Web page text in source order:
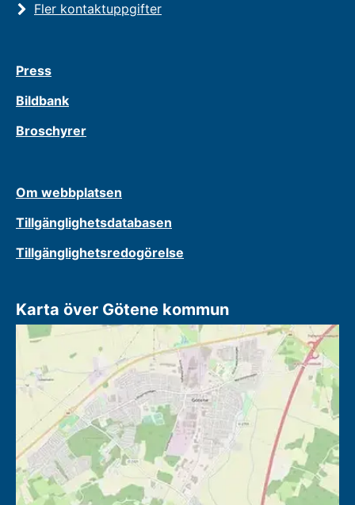
Fler kontaktuppgifter
Press
Bildbank
Broschyrer
Om webbplatsen
Tillgänglighetsdatabasen
Tillgänglighetsredogörelse
Karta över Götene kommun